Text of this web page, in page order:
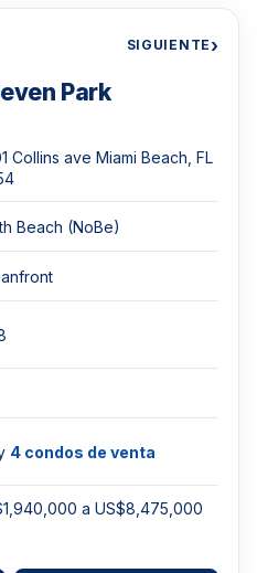
SIGUIENTE›
Park
Collins ave Miami Beach, FL
Beach (NoBe)
4 condos de venta
a US$8,475,000